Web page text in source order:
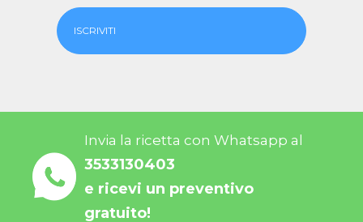
ISCRIVITI
Invia la ricetta con Whatsapp al
3533130403
e ricevi un preventivo
gratuito!